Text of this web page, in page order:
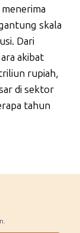
skala
Dari
akibat
rupiah,
di sektor
tahun